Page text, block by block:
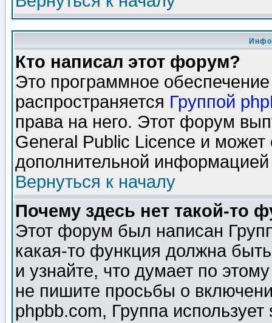
Кто написал этот форум?
Это программное
распространяется Группой
права на него. Этот форум
General Public Licence и может
дополнительной
Вернуться к началу
Почему здесь нет такой-то
Этот форум был написан
какая-то функция должна
и узнайте, что думает по
не пишите просьбы о
phpbb.com, Группа